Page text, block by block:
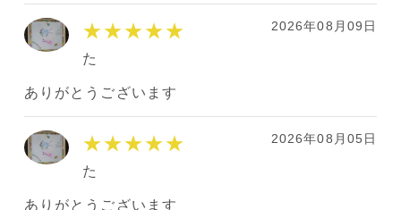
★★★★★ 2026年08月09日
た
ありがとうございます
★★★★★ 2026年08月05日
た
ありがとうございます